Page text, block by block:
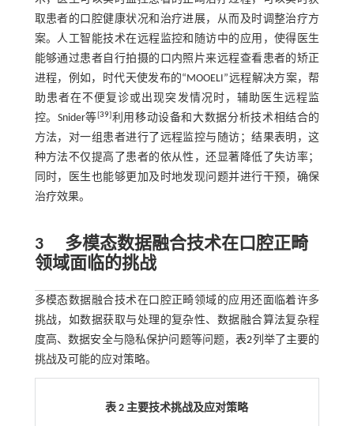
取患者的口腔健康状况和治疗进展，从而及时调整治疗方
案。人工智能技术在远程监控和随访中的应用，使得医生
能够通过患者自行拍摄的口内照片来远程查看患者的矫正
进程，例如，时代天使发布的“MOOELI”远程解决方案，帮
助患者在不便复诊或出现突发情况时，辅助医生远程监
控。Snider等[39]利用移动设备和大数据分析技术相结合的
方法，对一组患者进行了远程监控与随访；结果表明，这
种方法不仅提高了患者的依从性，还显著降低了失访率；
同时，医生也能够更加及时地发现问题并进行干预，确保
治疗效果。
3多模态数据融合技术在口腔正畸
领域面临的挑战
多模态数据融合技术在口腔正畸领域的应用还面临着许多
挑战，如数据获取与处理的复杂性、数据融合算法复杂程
度高、数据安全与隐私保护问题等问题，表2列举了主要的
挑战及可能的应对策略。
表 2 主要技术挑战及应对策略